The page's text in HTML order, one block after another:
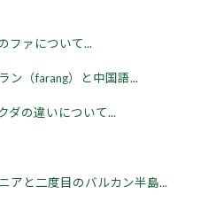
ファについて...
ン（farang）と中国語...
ダの違いについて...
アと二度目のバルカン半島...